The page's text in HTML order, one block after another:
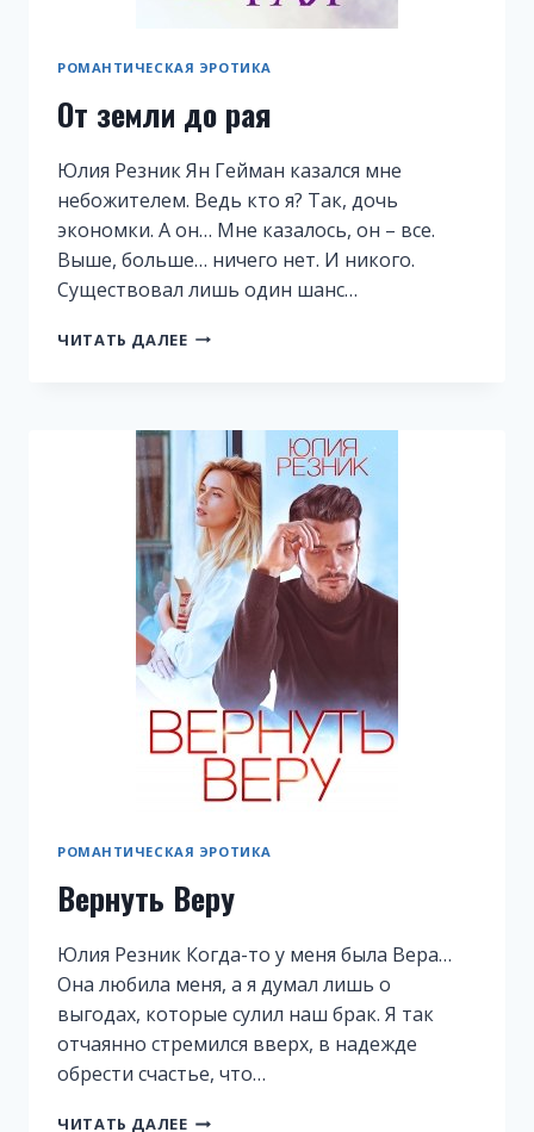
РОМАНТИЧЕСКАЯ ЭРОТИКА
От земли до рая
Юлия Резник Ян Гейман казался мне
небожителем. Ведь кто я? Так, дочь
экономки. А он… Мне казалось, он – все.
Выше, больше… ничего нет. И никого.
Существовал лишь один шанс…
ЧИТАТЬ ДАЛЕЕ ОТ
РОМАНТИЧЕСКАЯ ЭРОТИКА
Вернуть Веру
Юлия Резник Когда-то у меня была Вера…
Она любила меня, а я думал лишь о
выгодах, которые сулил наш брак. Я так
отчаянно стремился вверх, в надежде
обрести счастье, что…
ЧИТАТЬ ДАЛЕЕ ВЕРНУТЬ